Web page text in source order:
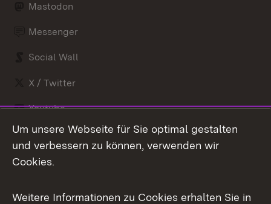
Mastodon
Messenger
Social Wall
X / Twitter
Youtube
Impressum
Datenschutz
Cookies
Um unsere Webseite für Sie optimal gestalten
und verbessern zu können, verwenden wir
Cookies.
Weitere Informationen zu Cookies erhalten Sie in